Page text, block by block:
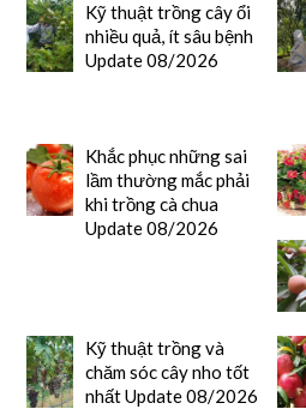
Kỹ thuật trồng cây ổi
nhiều quả, ít sâu bệnh
Update 08/2026
Khắc phục những sai
lầm thường mắc phải
khi trồng cà chua
Update 08/2026
Kỹ thuật trồng và
chăm sóc cây nho tốt
nhất Update 08/2026